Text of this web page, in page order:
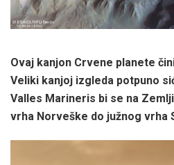
Ovaj kanjon Crvene planete
Veliki kanjoj izgleda potpuno
Valles Marineris bi se na
vrha Norveške do južnog vrha